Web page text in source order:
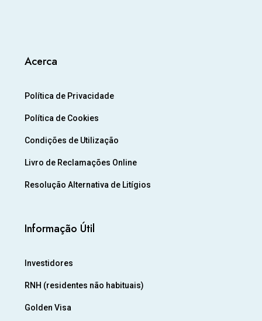
Acerca
Política de Privacidade
Política de Cookies
Condições de Utilização
Livro de Reclamações Online
Resolução Alternativa de Litígios
Informação Útil
Investidores
RNH (residentes não habituais)
Golden Visa